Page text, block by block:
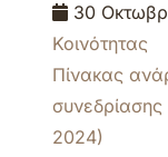
30
Κοινότητας
Πίνακας
2024)